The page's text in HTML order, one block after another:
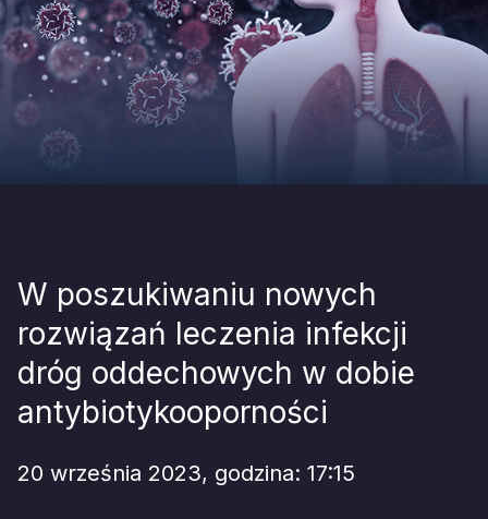
W poszukiwaniu nowych
rozwiązań leczenia infekcji
dróg oddechowych w dobie
antybiotykooporności
20 września 2023, godzina: 17:15